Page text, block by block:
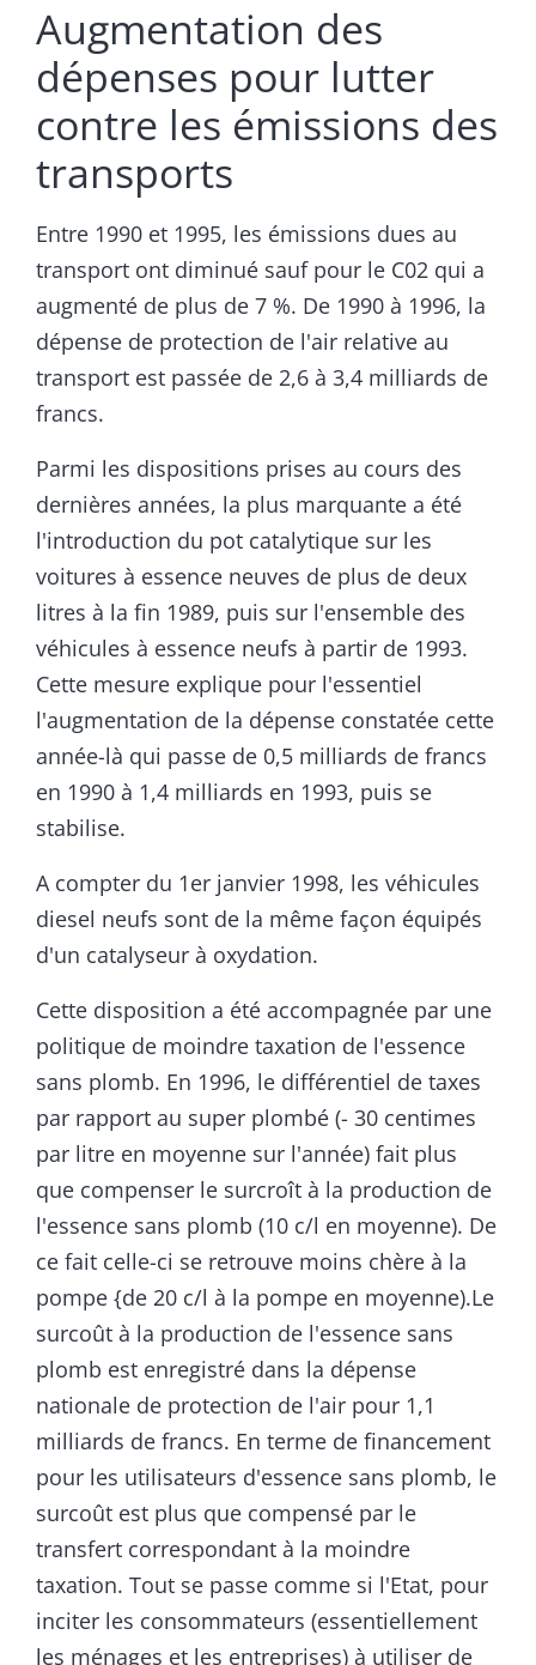
Augmentation des
dépenses pour lutter
contre les émissions des
transports
Entre 1990 et 1995, les émissions dues au
transport ont diminué sauf pour le C02 qui a
augmenté de plus de 7 %. De 1990 à 1996, la
dépense de protection de l'air relative au
transport est passée de 2,6 à 3,4 milliards de
francs.
Parmi les dispositions prises au cours des
dernières années, la plus marquante a été
l'introduction du pot catalytique sur les
voitures à essence neuves de plus de deux
litres à la fin 1989, puis sur l'ensemble des
véhicules à essence neufs à partir de 1993.
Cette mesure explique pour l'essentiel
l'augmentation de la dépense constatée cette
année-là qui passe de 0,5 milliards de francs
en 1990 à 1,4 milliards en 1993, puis se
stabilise.
A compter du 1er janvier 1998, les véhicules
diesel neufs sont de la même façon équipés
d'un catalyseur à oxydation.
Cette disposition a été accompagnée par une
politique de moindre taxation de l'essence
sans plomb. En 1996, le différentiel de taxes
par rapport au super plombé (- 30 centimes
par litre en moyenne sur l'année) fait plus
que compenser le surcroît à la production de
l'essence sans plomb (10 c/l en moyenne). De
ce fait celle-ci se retrouve moins chère à la
pompe {de 20 c/l à la pompe en moyenne).Le
surcoût à la production de l'essence sans
plomb est enregistré dans la dépense
nationale de protection de l'air pour 1,1
milliards de francs. En terme de financement
pour les utilisateurs d'essence sans plomb, le
surcoût est plus que compensé par le
transfert correspondant à la moindre
taxation. Tout se passe comme si l'Etat, pour
inciter les consommateurs (essentiellement
les ménages et les entreprises) à utiliser de